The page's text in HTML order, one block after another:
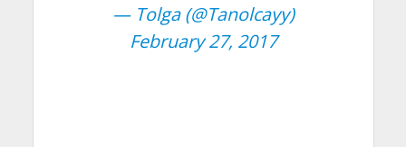
— Tolga (@Tanolcayy)
February 27, 2017